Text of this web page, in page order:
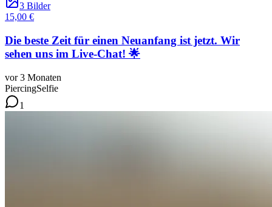
3 Bilder
15,00 €
Die beste Zeit für einen Neuanfang ist jetzt. Wir
sehen uns im Live-Chat! 🌟
vor 3 Monaten
PiercingSelfie
1